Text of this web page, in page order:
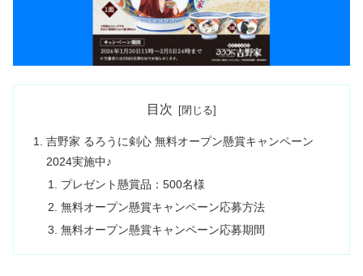
目次
吉野家 るろうに剣心 無料オープン懸賞キャンペーン
2024実施中♪
プレゼント懸賞品：500名様
無料オープン懸賞キャンペーン応募方法
無料オープン懸賞キャンペーン応募期間